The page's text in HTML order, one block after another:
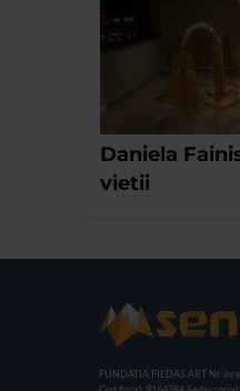
Daniela
vietii
FUNDATIA FILDAS ART Nr